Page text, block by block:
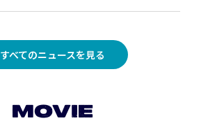
すべてのニュースを見る
MOVIE